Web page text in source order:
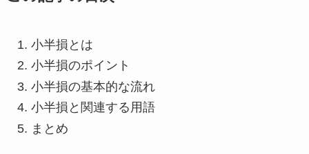
小半損とは
小半損のポイント
小半損の基本的な流れ
小半損と関連する用語
まとめ